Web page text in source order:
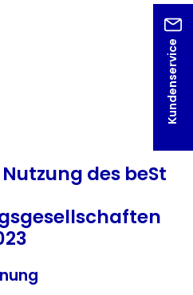
Kundenservice
des beSt